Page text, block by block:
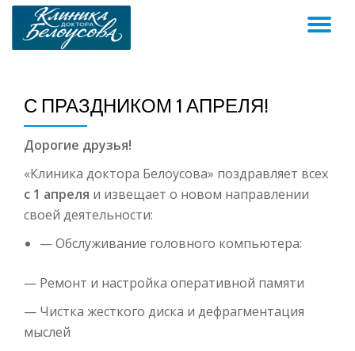
С ПРАЗДНИКОМ 1 АПРЕЛЯ!
Дорогие друзья!
«Клиника доктора Белоусова» поздравляет всех
с 1 апреля и извещает о новом направлении
своей деятельности:
— Обслуживание головного компьютера:
— Ремонт и настройка оперативной памяти
— Чистка жесткого диска и дефрагментация
мыслей